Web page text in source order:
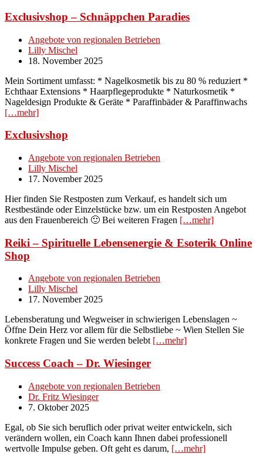
Exclusivshop – Schnäppchen Paradies
Angebote von regionalen Betrieben
Lilly Mischel
18. November 2025
Mein Sortiment umfasst: * Nagelkosmetik bis zu 80 % reduziert *
Echthaar Extensions * Haarpflegeprodukte * Naturkosmetik *
Nageldesign Produkte & Geräte * Paraffinbäder & Paraffinwachs
[…mehr]
Exclusivshop
Angebote von regionalen Betrieben
Lilly Mischel
17. November 2025
Hier finden Sie Restposten zum Verkauf, es handelt sich um
Restbestände oder Einzelstücke bzw. um ein Restposten Angebot
aus den Frauenbereich 🙂 Bei weiteren Fragen […mehr]
Reiki – Spirituelle Lebensenergie & Esoterik Online
Shop
Angebote von regionalen Betrieben
Lilly Mischel
17. November 2025
Lebensberatung und Wegweiser in schwierigen Lebenslagen ~
Öffne Dein Herz vor allem für die Selbstliebe ~ Wien Stellen Sie
konkrete Fragen und Sie werden belebt […mehr]
Success Coach – Dr. Wiesinger
Angebote von regionalen Betrieben
Dr. Fritz Wiesinger
7. Oktober 2025
Egal, ob Sie sich beruflich oder privat weiter entwickeln, sich
verändern wollen, ein Coach kann Ihnen dabei professionell
wertvolle Impulse geben. Oft geht es darum, […mehr]